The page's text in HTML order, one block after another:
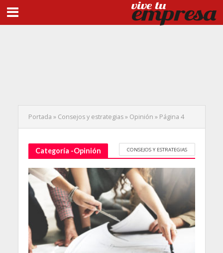
Portada » Consejos y estrategias» Opinión » Página 4
Categoría -Opinión CONSEJOS Y ESTRATEGIAS